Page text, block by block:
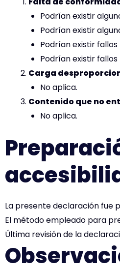
Podrían existir
Podrían existir
Podrían existir
Podrían existir
Carga
No aplica.
Contenido que no
No aplica.
La presente declaración fue
El método empleado para
Última revisión de la